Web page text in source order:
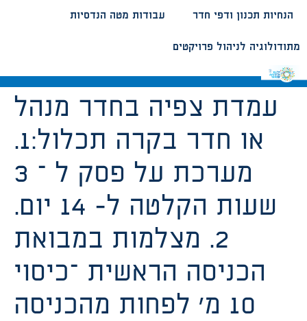
עבודות מטה הנדסיות הנחיות תכנון ודפי חדר
מתודולוגיה לניהול פרויקטים
עמדת צפיה בחדר מנהל
או חדר בקרה תכלול:1.
מערכת על פסק ל – 3
שעות הקלטה ל- 14 יום.
2. מצלמות במבואת
הכניסה הראשית –כיסוי
10 מ’ לפחות מהכניסה